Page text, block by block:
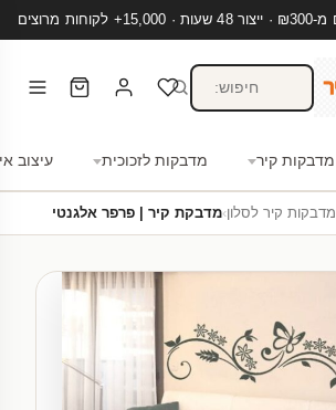
מדבקות קיר מדבקות לזכוכית עיצוב
מדבקות קיר לסלון›מדבקת קיר | פרפר אלגנטי